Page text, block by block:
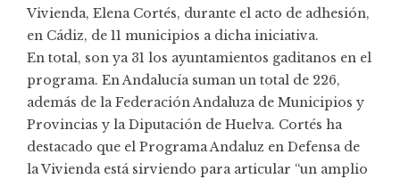
Vivienda, Elena Cortés, durante el acto de adhesión,
en Cádiz, de 11 municipios a dicha iniciativa.
En total, son ya 31 los ayuntamientos gaditanos en el
programa. En Andalucía suman un total de 226,
además de la Federación Andaluza de Municipios y
Provincias y la Diputación de Huelva. Cortés ha
destacado que el Programa Andaluz en Defensa de
la Vivienda está sirviendo para articular “un amplio